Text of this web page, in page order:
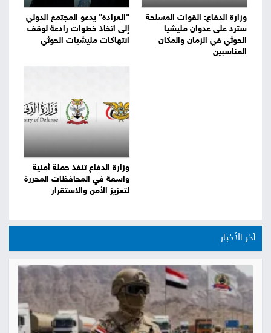
وزارة الدفاع: القوات المسلحة
سترد على عدوان مليشيا
الحوثي في الزمان والمكان
المناسبين
"العرادة" يدعو المجتمع الدولي
إلى اتخاذ خطوات رادعة لوقف
انتهاكات مليشيات الحوثي
وزارة الدفاع تنفذ حملة أمنية
واسعة في المحافظات المحررة
لتعزيز الأمن والاستقرار
آخر الأخبار